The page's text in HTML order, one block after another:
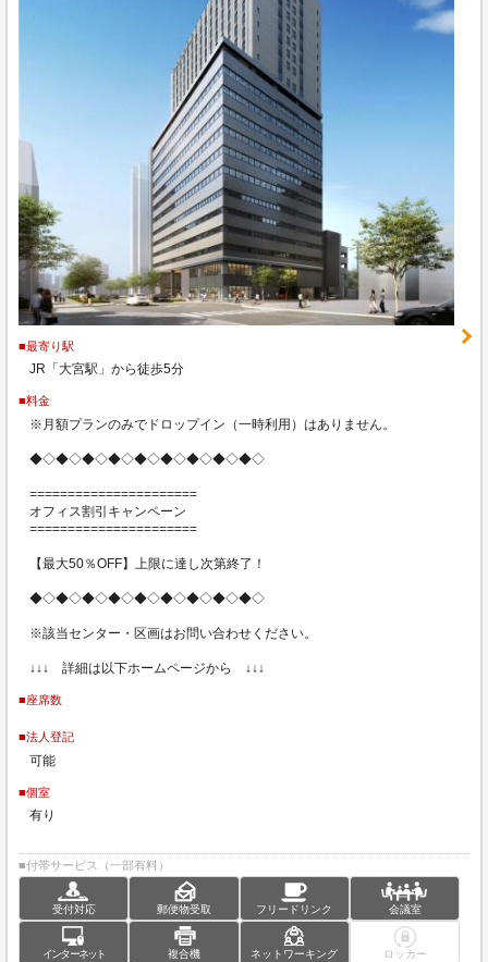
■最寄り駅
JR「大宮駅」から徒歩5分
■料金
※月額プランのみでドロップイン（一時利用）はありません。
◆◇◆◇◆◇◆◇◆◇◆◇◆◇◆◇◆◇
======================
オフィス割引キャンペーン
======================
【最大50％OFF】上限に達し次第終了！
◆◇◆◇◆◇◆◇◆◇◆◇◆◇◆◇◆◇
※該当センター・区画はお問い合わせください。
↓↓↓ 詳細は以下ホームページから ↓↓↓
■座席数
■法人登記
可能
■個室
有り
■付帯サービス（一部有料）
受付対応 郵便物受取 フリードリンク 会議室
インターネット 複合機 ネットワーキング ロッカー